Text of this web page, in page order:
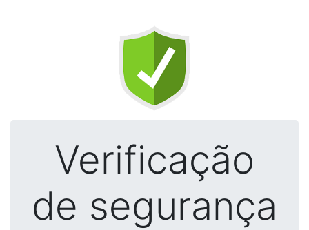
Verificação
de segurança